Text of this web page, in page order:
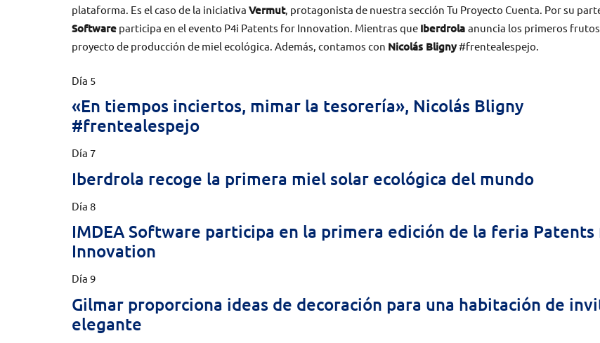
plataforma. Es el caso de la iniciativa Vermut, protagonista de nuestra sección Tu Proyecto Cuenta. Por su
Software participa en el evento P4i Patents for Innovation. Mientras que Iberdrola anuncia los primeros
proyecto de producción de miel ecológica. Además, contamos con Nicolás Bligny#frentealespejo.
Día 5
«En tiempos inciertos, mimar la tesorería», Nicolás Bligny
#frentealespejo
Día 7
Iberdrola recoge la primera miel solar ecológica del mundo
Día 8
IMDEA Software participa en la primera edición de la feria
Innovation
Día 9
Gilmar proporciona ideas de decoración para una habitación de
elegante